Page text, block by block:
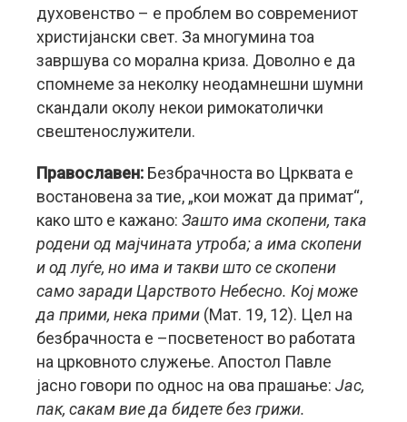
духовенство – е проблем во современиот
христијански свет. За многумина тоа
завршува со морална криза. Доволно е да
спомнеме за неколку неодамнешни шумни
скандали околу некои римокатолички
свештенослужители.
Православен: Безбрачноста во Црквата е
востановена за тие, „кои можат да примат“,
како што е кажано: Зашто има скопени, така
родени од мајчината утроба; а има скопени
и од луѓе, но има и такви што се скопени
само заради Царството Небесно. Кој може
да прими, нека прими (Мат. 19, 12). Цел на
безбрачноста е –посветеност во работата
на црковното служење. Апостол Павле
јасно говори по однос на ова прашање: Јас,
пак, сакам вие да бидете без грижи.